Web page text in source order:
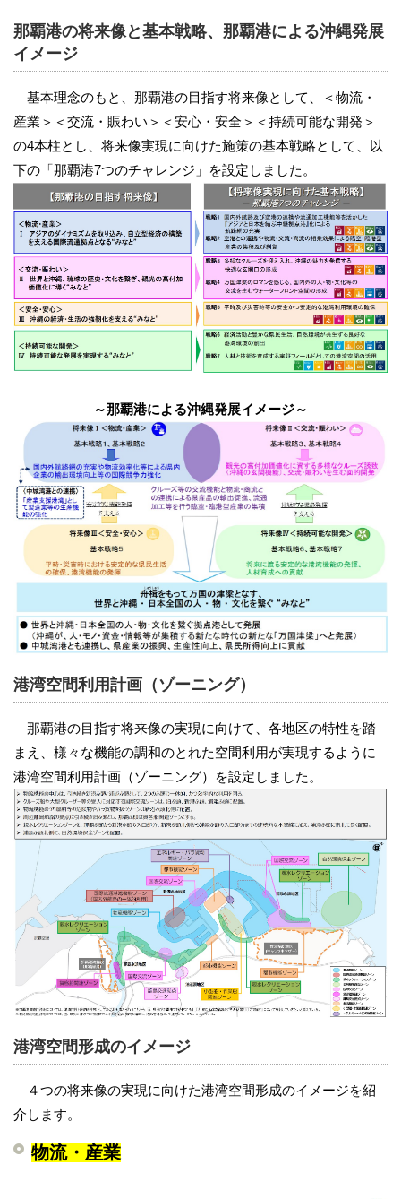
那覇港の将来像と基本戦略、那覇港による沖縄発展
イメージ
基本理念のもと、那覇港の目指す将来像として、＜物流・
産業＞＜交流・賑わい＞＜安心・安全＞＜持続可能な開発＞
の4本柱とし、将来像実現に向けた施策の基本戦略として、以
下の「那覇港7つのチャレンジ」を設定しました。
～那覇港による沖縄発展イメージ～
港湾空間利用計画（ゾーニング）
那覇港の目指す将来像の実現に向けて、各地区の特性を踏
まえ、様々な機能の調和のとれた空間利用が実現するように
港湾空間利用計画（ゾーニング）を設定しました。
港湾空間形成のイメージ
４つの将来像の実現に向けた港湾空間形成のイメージを紹
介します。
物流・産業